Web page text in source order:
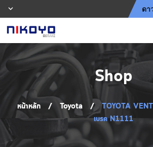
ดา
Shop
หน้าหลัก / Toyota / TOYOTA
เบรค N1111